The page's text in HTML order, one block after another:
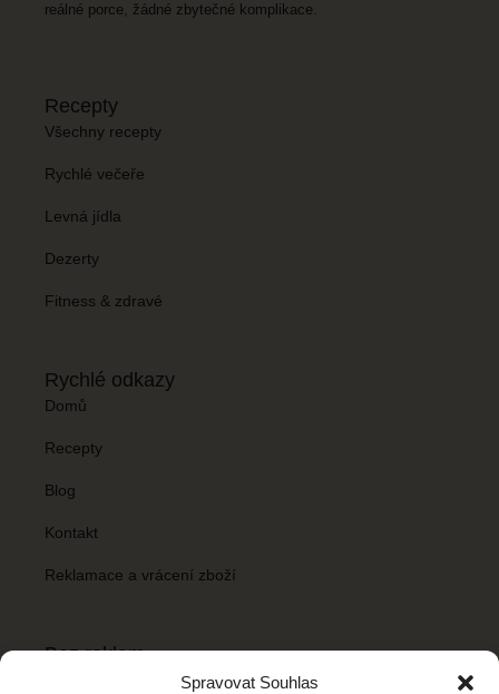
Spravovat Souhlas
reálné porce, žádné zbytečné komplikace.
Recepty
Všechny recepty
Rychlé večeře
Levná jídla
Dezerty
Fitness & zdravé
Rychlé odkazy
Domů
Recepty
Blog
Kontakt
Reklamace a vrácení zboží
Bez reklam
Chceš mít Recepty snadno bez reklamních banerů? Stačí si